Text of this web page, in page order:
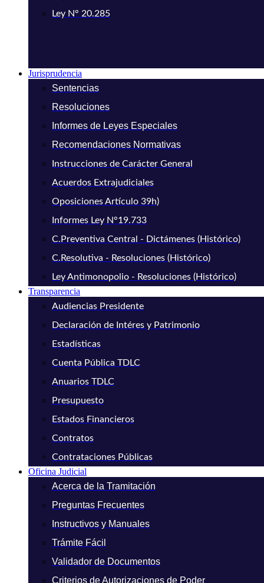
Ley N° 20.285
Jurisprudencia
Sentencias
Resoluciones
Informes de Leyes Especiales
Recomendaciones Normativas
Instrucciones de Carácter General
Acuerdos Extrajudiciales
Oposiciones Artículo 39h)
Informes Ley N°19.733
C.Preventiva Central - Dictámenes (Histórico)
C.Resolutiva - Resoluciones (Histórico)
Ley Antimonopolio - Resoluciones (Histórico)
Transparencia
Audiencias Presidente
Declaración de Intéres y Patrimonio
Estadísticas
Cuenta Pública TDLC
Anuarios TDLC
Presupuesto
Estados Financieros
Contratos
Contrataciones Públicas
Oficina Judicial
Acerca de la Tramitación
Preguntas Frecuentes
Instructivos y Manuales
Trámite Fácil
Validador de Documentos
Criterios de Autorizaciones de Poder